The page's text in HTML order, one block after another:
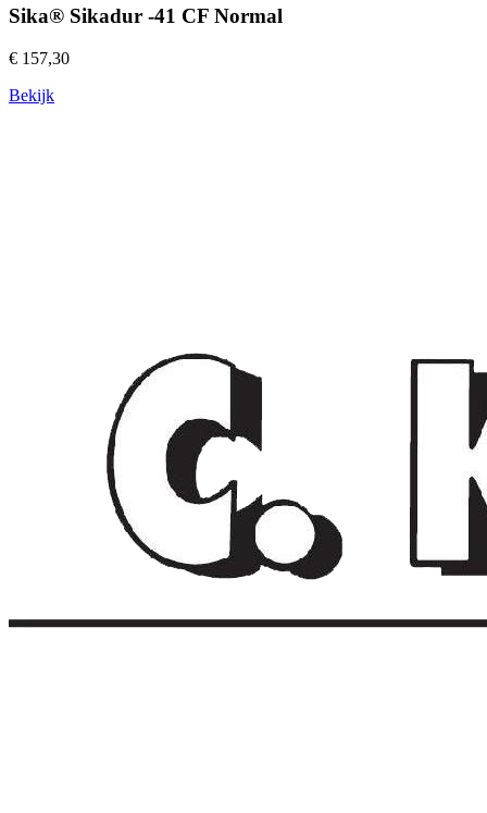
Sika® Sikadur -41 CF Normal
€ 157,30
Bekijk